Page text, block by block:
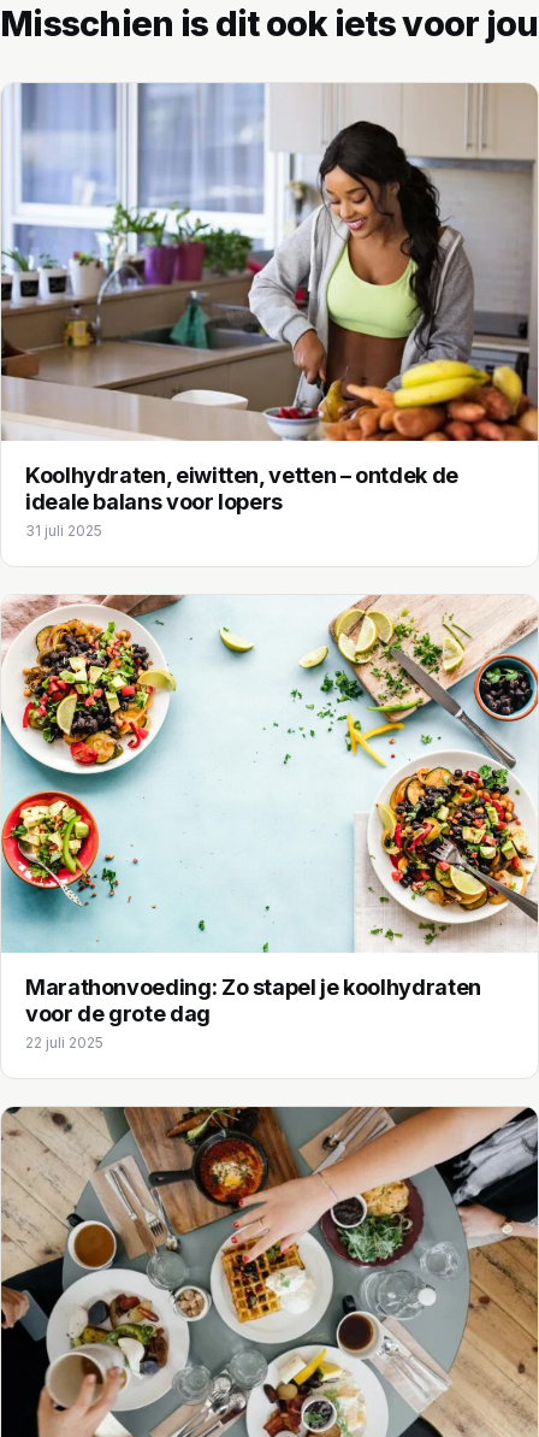
Misschien is dit ook iets voor jou
Koolhydraten, eiwitten, vetten – ontdek de
ideale balans voor lopers
31 juli 2025
Marathonvoeding: Zo stapel je koolhydraten
voor de grote dag
22 juli 2025